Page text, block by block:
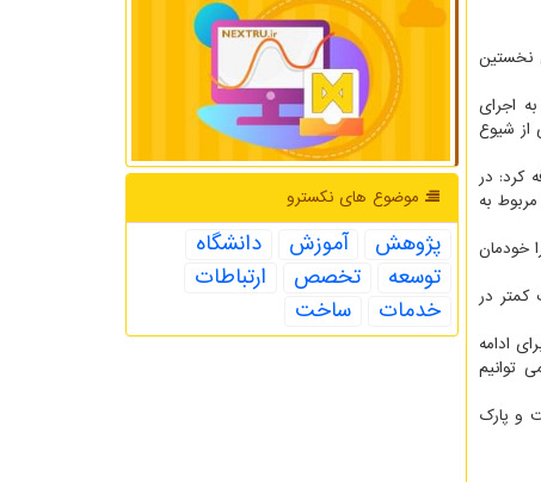
نخستین
اجرای
از شیوع
کرد: در
به
خودمان
کمتر در
ادامه
توانیم
و پارک
موضوع های نكسترو
پژوهش آموزش
دانشگاه
توسعه
تخصص
ارتباطات
خدمات
ساخت